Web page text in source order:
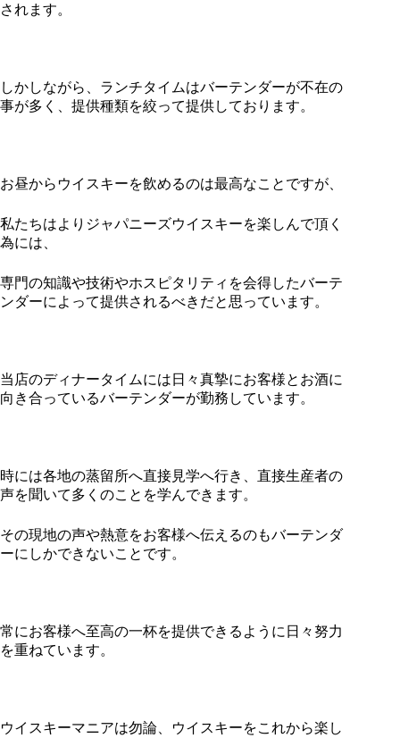
されます。
しかしながら、ランチタイムはバーテンダーが不在の
事が多く、提供種類を絞って提供しております。
お昼からウイスキーを飲めるのは最高なことですが、
私たちはよりジャパニーズウイスキーを楽しんで頂く
為には、
専門の知識や技術やホスピタリティを会得したバーテ
ンダーによって提供されるべきだと思っています。
当店のディナータイムには日々真摯にお客様とお酒に
向き合っているバーテンダーが勤務しています。
時には各地の蒸留所へ直接見学へ行き、直接生産者の
声を聞いて多くのことを学んできます。
その現地の声や熱意をお客様へ伝えるのもバーテンダ
ーにしかできないことです。
常にお客様へ至高の一杯を提供できるように日々努力
を重ねています。
ウイスキーマニアは勿論、ウイスキーをこれから楽し